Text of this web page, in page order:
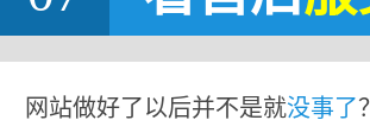
网站做好了以后并不是就没事了